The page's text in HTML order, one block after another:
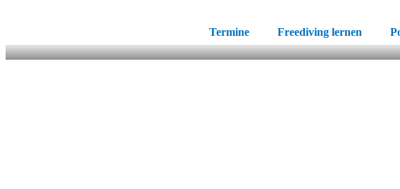
Termine Freediving lernen